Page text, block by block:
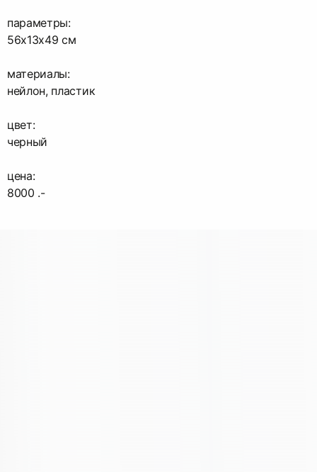
параметры:
56x13x49 см
материалы:
нейлон, пластик
цвет:
черный
цена:
8000 .-